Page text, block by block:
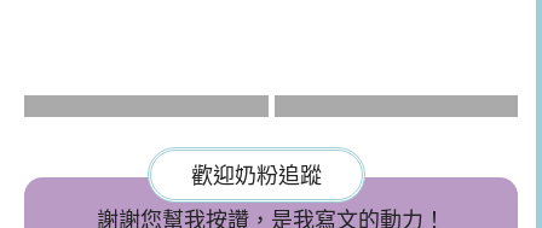
歡迎奶粉追蹤
謝謝您幫我按讚，是我寫文的動力！